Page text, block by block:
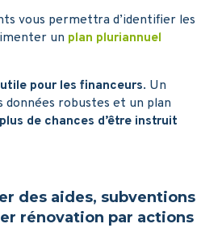
vous permettra d’identifier les
un plan pluriannuel
utile pour les financeurs. Un
données robustes et un plan
plus de chances d’être instruit
des aides, subventions
rénovation par actions